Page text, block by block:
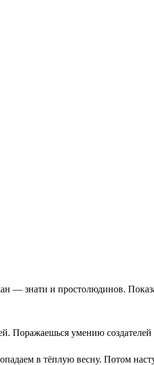
— знати и простолюдинов.
Поражаешься умению создателей
в тёплую весну. Потом